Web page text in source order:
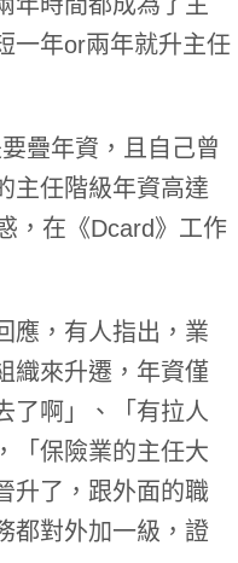
一年or兩年就升主任
疊年資，且自己曾
主任階級年資高達
，在《Dcard》工作
應，有人指出，業
織來升遷，年資僅
了啊」、「有拉人
「保險業的主任大
升了，跟外面的職
都對外加一級，證